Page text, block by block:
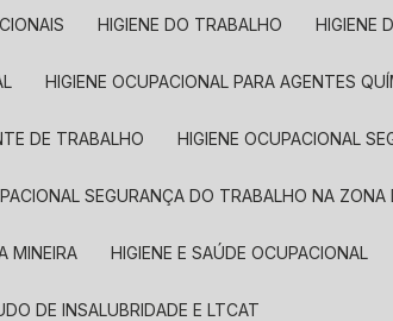
HIGIENE DO TRABALHO
HIGIENE OCUPACIONAL PARA AGENTES
DE TRABALHO HIGIENE OCUPACIONAL
SEGURANÇA DO TRABALHO NA
MINEIRA HIGIENE E SAÚDE OCUPACIONAL
DE INSALUBRIDADE E LTCAT